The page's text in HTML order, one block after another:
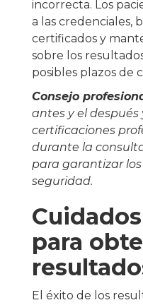
incorrecta. Los
a las credenciales,
certificados y
sobre los
posibles plazos de
Consejo
antes y el
certificaciones
durante la
para garantizar
seguridad.
para
El éxito de los